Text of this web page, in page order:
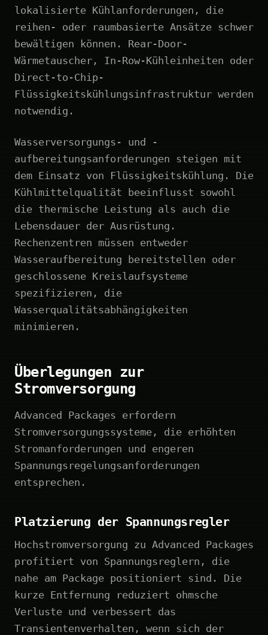
lokalisierte Kühlanforderungen, die
reihen- oder raumbasierte Ansätze schwer
bewältigen können. Rear-Door-
Wärmetauscher, In-Row-Kühleinheiten oder
Direct-to-Chip-
Flüssigkeitskühlungsinfrastruktur werden
notwendig.
Wasserversorgungs- und -
aufbereitungsanforderungen steigen mit
dem Einsatz von Flüssigkeitskühlung. Die
Kühlmittelqualität beeinflusst sowohl
die thermische Leistung als auch die
Lebensdauer der Ausrüstung.
Rechenzentren müssen entweder
Wasseraufbereitung bereitstellen oder
geschlossene Kreislaufsysteme
spezifizieren, die
Wasserqualitätsabhängigkeiten
minimieren.
Überlegungen zur
Stromversorgung
Advanced Packages erfordern
Stromversorgungssysteme, die erhöhten
Stromanforderungen und engeren
Spannungsregelungsanforderungen
entsprechen.
Platzierung der Spannungsregler
Hochstromversorgung zu Advanced Packages
profitiert von Spannungsreglern, die
nahe am Package positioniert sind. Die
kurze Entfernung reduziert ohmsche
Verluste und verbessert das
Transientenverhalten, wenn sich der